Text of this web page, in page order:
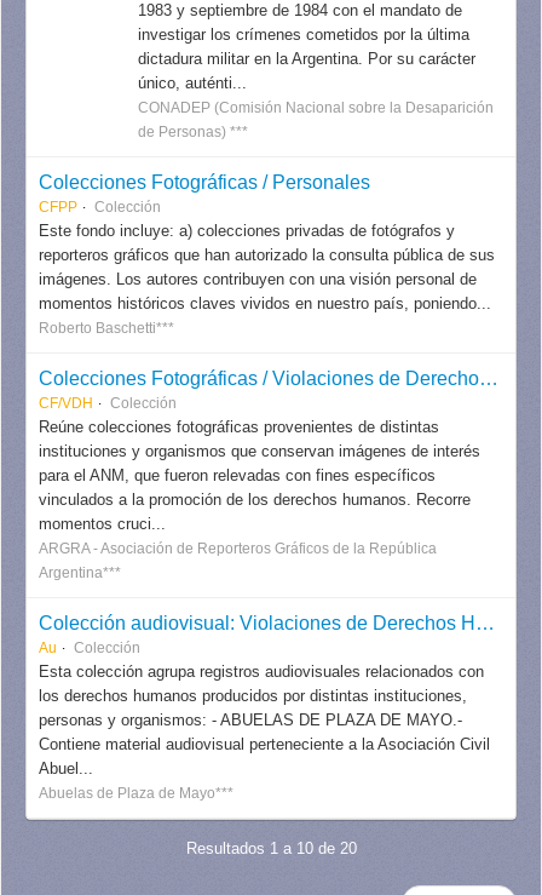
1983 y septiembre de 1984 con el mandato de
investigar los crímenes cometidos por la última
dictadura militar en la Argentina. Por su carácter
único, auténti...
CONADEP (Comisión Nacional sobre la Desaparición
de Personas) ***
Colecciones Fotográficas / Personales
CFPP Colección
Este fondo incluye: a) colecciones privadas de fotógrafos y
reporteros gráficos que han autorizado la consulta pública de sus
imágenes. Los autores contribuyen con una visión personal de
momentos históricos claves vividos en nuestro país, poniendo...
Roberto Baschetti***
Colecciones Fotográficas / Violaciones de Derechos Humanos
CF/VDH Colección
Reúne colecciones fotográficas provenientes de distintas
instituciones y organismos que conservan imágenes de interés
para el ANM, que fueron relevadas con fines específicos
vinculados a la promoción de los derechos humanos. Recorre
momentos cruci...
ARGRA - Asociación de Reporteros Gráficos de la República
Argentina***
Colección audiovisual: Violaciones de Derechos Humanos
Au Colección
Esta colección agrupa registros audiovisuales relacionados con
los derechos humanos producidos por distintas instituciones,
personas y organismos: - ABUELAS DE PLAZA DE MAYO.-
Contiene material audiovisual perteneciente a la Asociación Civil
Abuel...
Abuelas de Plaza de Mayo***
Resultados 1 a 10 de 20